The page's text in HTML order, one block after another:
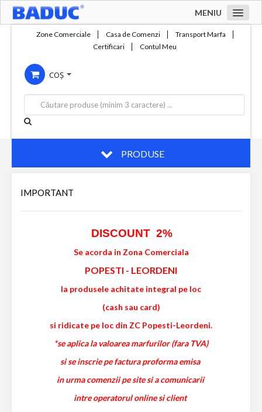
MENIU
Compania
Servicii
Productie
Contact
Zone Comerciale Casa de Comenzi
Transport Marfa
Certificari
Contul Meu
COȘ
PRODUSE
IMPORTANT
DISCOUNT 2%
Se acorda in Zona Comerciala
POPESTI - LEORDENI
la produsele achitate integral pe loc
(cash sau card)
si ridicate pe loc din ZC Popesti-Leordeni.
*se aplica la valoarea marfurilor (fara TVA)
si se inscrie pe factura proforma emisa
in urma comenzii pe site si a comunicarii
intre operatorul online si client